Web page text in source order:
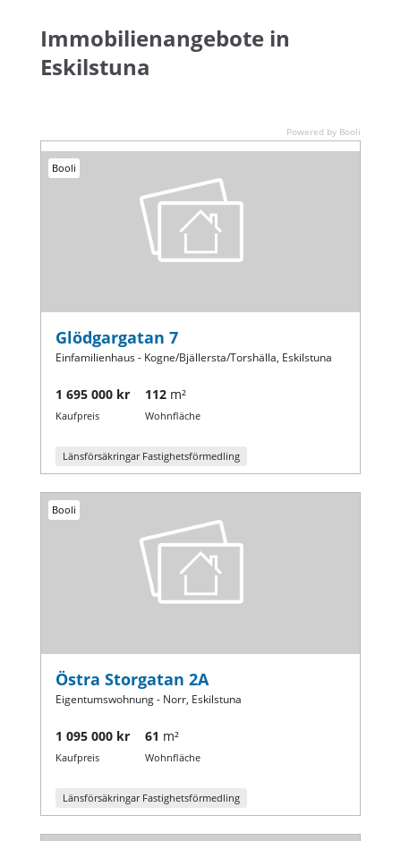
Immobilienangebote in
Eskilstuna
Powered by Booli
Booli
Glödgargatan 7
Einfamilienhaus - Kogne/Bjällersta/Torshälla, Eskilstuna
1 695 000 kr
Kaufpreis
112 m²
Wohnfläche
Länsförsäkringar Fastighetsförmedling
Booli
Östra Storgatan 2A
Eigentumswohnung - Norr, Eskilstuna
1 095 000 kr
Kaufpreis
61 m²
Wohnfläche
Länsförsäkringar Fastighetsförmedling